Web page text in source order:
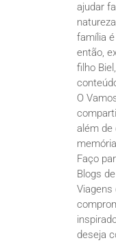
ajudar
família
então,
filho
O
além de
Faço
Blogs
Viagens
deseja